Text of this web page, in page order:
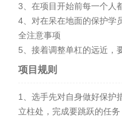
3、在项目开始前每一个人
4、对在呆在地面的保护学
全注意事项
5、接着调整单杠的远近，
项目规则
1、选手先对自身做好保护
立柱处，完成要跳跃的任